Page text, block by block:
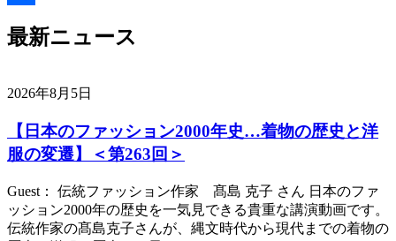
最新ニュース
2026年8月5日
【日本のファッション2000年史…着物の歴史と洋
服の変遷】＜第263回＞
Guest： 伝統ファッション作家 髙島 克子 さん 日本のファ
ッション2000年の歴史を一気見できる貴重な講演動画です。
伝統作家の髙島克子さんが、縄文時代から現代までの着物の